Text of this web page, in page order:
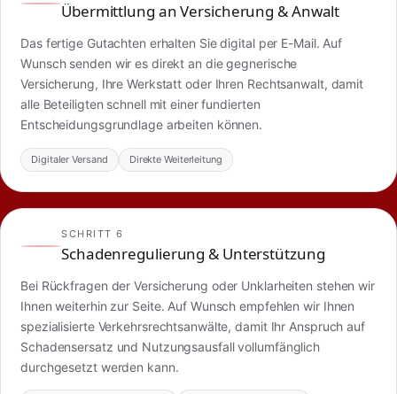
Übermittlung an Versicherung & Anwalt
Das fertige Gutachten erhalten Sie digital per E-Mail. Auf
Wunsch senden wir es direkt an die gegnerische
Versicherung, Ihre Werkstatt oder Ihren Rechtsanwalt, damit
alle Beteiligten schnell mit einer fundierten
Entscheidungsgrundlage arbeiten können.
Digitaler Versand Direkte Weiterleitung
SCHRITT 6
Schadenregulierung & Unterstützung
Bei Rückfragen der Versicherung oder Unklarheiten stehen wir
Ihnen weiterhin zur Seite. Auf Wunsch empfehlen wir Ihnen
spezialisierte Verkehrsrechtsanwälte, damit Ihr Anspruch auf
Schadensersatz und Nutzungsausfall vollumfänglich
durchgesetzt werden kann.